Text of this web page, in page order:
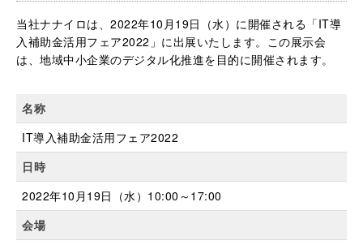
当社ナナイロは、2022年10月19日（水）に開催される「IT導
入補助金活用フェア2022」に出展いたします。この展示会
は、地域中小企業のデジタル化推進を目的に開催されます。
名称
IT導入補助金活用フェア2022
日時
2022年10月19日（水）10:00～17:00
会場